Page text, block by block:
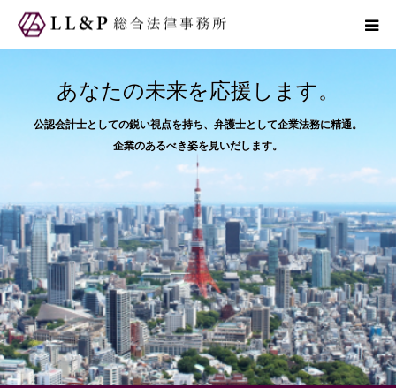
あなたの未来を応援します。
公認会計士としての鋭い視点を持ち、弁護士として企業法務に精通。
企業のあるべき姿を見いだします。
業務内容
事務所概要
よくある質問
ご相談・お問い合わせ